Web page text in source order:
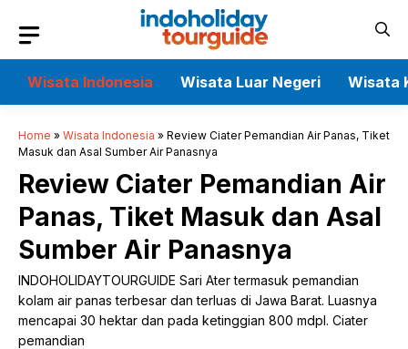
content
Wisata Indonesia
Wisata Luar Negeri Wisata
Home » Wisata Indonesia » Review Ciater Pemandian Air Panas, Tiket
Masuk dan Asal Sumber Air Panasnya
Review Ciater Pemandian Air
Panas, Tiket Masuk dan Asal
Sumber Air Panasnya
INDOHOLIDAYTOURGUIDE Sari Ater termasuk pemandian
kolam air panas terbesar dan terluas di Jawa Barat. Luasnya
mencapai 30 hektar dan pada ketinggian 800 mdpl. Ciater
pemandian